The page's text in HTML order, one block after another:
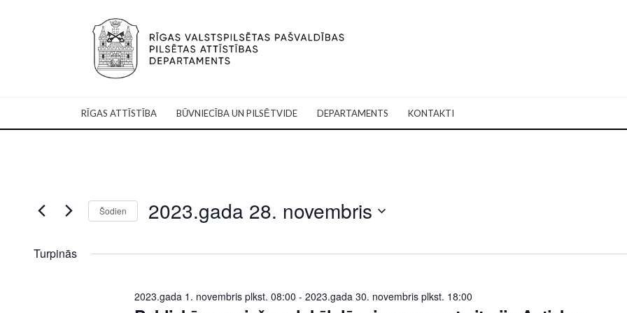
RĪGAS ATTĪSTĪBA BŪVNIECĪBA UN PILSĒTVIDE DEPARTAMENTS KONTAKTI
Šodien 2023.gada 28. novembris
Turpinās
2023.gada 1. novembris plkst. 08:00 - 2023.gada 30. novembris plkst. 18:00